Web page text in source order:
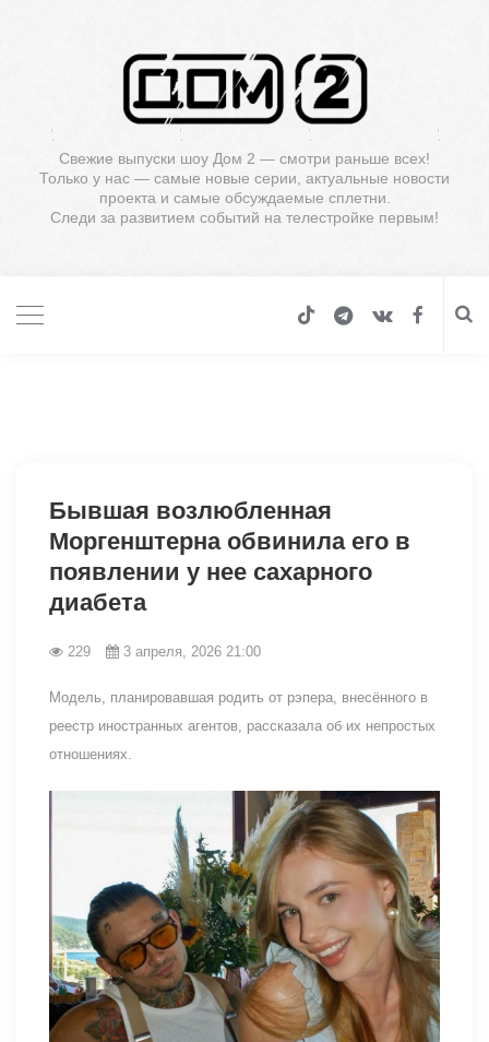
Свежие выпуски шоу Дом 2 — смотри раньше всех!
Только у нас — самые новые серии, актуальные новости
проекта и самые обсуждаемые сплетни.
Следи за развитием событий на телестройке первым!
Бывшая возлюбленная
Моргенштерна обвинила его в
появлении у нее сахарного
диабета
229 3 апреля, 2026 21:00
Модель, планировавшая родить от рэпера, внесённого в
реестр иностранных агентов, рассказала об их непростых
отношениях.